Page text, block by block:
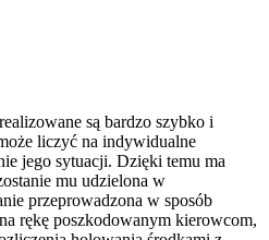
są bardzo szybko i
liczyć na indywidualne
jego sytuacji. Dzięki temu ma
mu udzielona w
przeprowadzona w sposób
rękę poszkodowanym kierowcom,